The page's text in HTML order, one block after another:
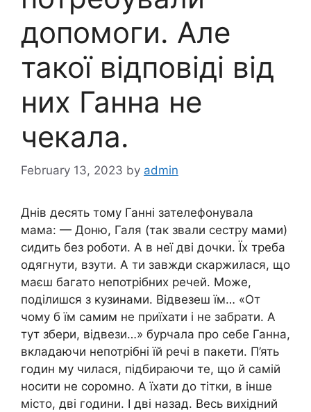
допомоги. Але
такої відповіді від
них Ганна не
чекала.
February 13, 2023 by admin
Днів десять тому Ганні зателефонувала
мама: — Доню, Галя (так звали сестру мами)
сидить без роботи. А в неї дві дочки. Їх треба
одягнути, взути. А ти завжди скаржилася, що
маєш багато непотрібних речей. Може,
поділишся з кузинами. Відвезеш їм… «От
чому б їм самим не приїхати і не забрати. А
тут збери, відвези…» бурчала про себе Ганна,
вкладаючи непотрібні їй речі в пакети. П’ять
годин му чилася, підбираючи те, що й самій
носити не соромно. А їхати до тітки, в інше
місто, дві години. І дві назад. Весь вихідний